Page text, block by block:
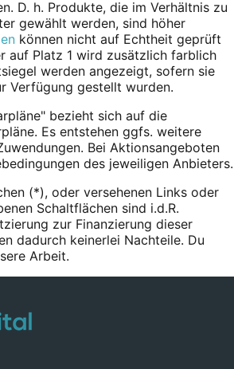
D. h. Produkte, die im Verhältnis zu
gewählt werden, sind höher
können nicht auf Echtheit geprüft
auf Platz 1 wird zusätzlich farblich
werden angezeigt, sofern sie
Verfügung gestellt wurden.
bezieht sich auf die
Es entstehen ggfs. weitere
Bei Aktionsangeboten
des jeweiligen Anbieters.
(*), oder versehenen Links oder
Schaltflächen sind i.d.R.
zur Finanzierung dieser
dadurch keinerlei Nachteile. Du
Arbeit.